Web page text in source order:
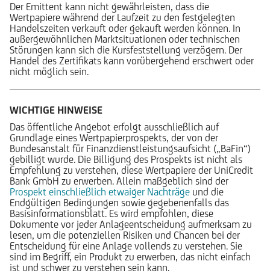
Der Emittent kann nicht gewährleisten, dass die
Wertpapiere während der Laufzeit zu den festgelegten
Handelszeiten verkauft oder gekauft werden können. In
außergewöhnlichen Marktsituationen oder technischen
Störungen kann sich die Kursfeststellung verzögern. Der
Handel des Zertifikats kann vorübergehend erschwert oder
nicht möglich sein.
WICHTIGE HINWEISE
Das öffentliche Angebot erfolgt ausschließlich auf
Grundlage eines Wertpapierprospekts, der von der
Bundesanstalt für Finanzdienstleistungsaufsicht („BaFin“)
gebilligt wurde. Die Billigung des Prospekts ist nicht als
Empfehlung zu verstehen, diese Wertpapiere der UniCredit
Bank GmbH zu erwerben. Allein maßgeblich sind der
Prospekt einschließlich etwaiger Nachträge und die
Endgültigen Bedingungen sowie gegebenenfalls das
Basisinformationsblatt. Es wird empfohlen, diese
Dokumente vor jeder Anlageentscheidung aufmerksam zu
lesen, um die potenziellen Risiken und Chancen bei der
Entscheidung für eine Anlage vollends zu verstehen. Sie
sind im Begriff, ein Produkt zu erwerben, das nicht einfach
ist und schwer zu verstehen sein kann.